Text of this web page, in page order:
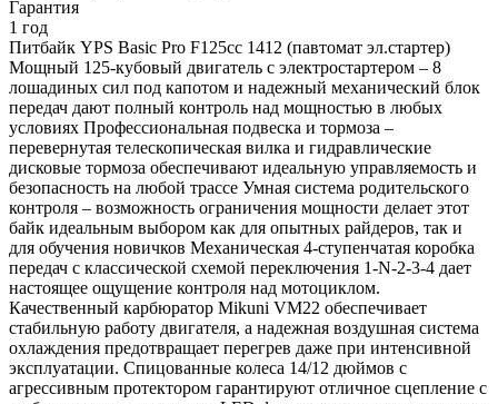
Гарантия
1 год
Питбайк YPS Basic Pro F125cc 1412 (павтомат эл.стартер)
Мощный 125-кубовый двигатель с электростартером – 8
лошадиных сил под капотом и надежный механический блок
передач дают полный контроль над мощностью в любых
условиях Профессиональная подвеска и тормоза –
перевернутая телескопическая вилка и гидравлические
дисковые тормоза обеспечивают идеальную управляемость и
безопасность на любой трассе Умная система родительского
контроля – возможность ограничения мощности делает этот
байк идеальным выбором как для опытных райдеров, так и
для обучения новичков Механическая 4-ступенчатая коробка
передач с классической схемой переключения 1-N-2-3-4 дает
настоящее ощущение контроля над мотоциклом.
Качественный карбюратор Mikuni VM22 обеспечивает
стабильную работу двигателя, а надежная воздушная система
охлаждения предотвращает перегрев даже при интенсивной
эксплуатации. Спицованные колеса 14/12 дюймов с
агрессивным протектором гарантируют отличное сцепление с